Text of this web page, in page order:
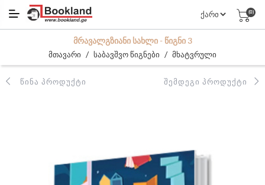
(0)
ᲛᲠᲐᲕᲐᲚᲒᲖᲘᲐᲜᲘ ᲡᲐᲮᲚᲘ - ᲬᲘᲒᲜᲘ 3
მთავარი / საბავშვო წიგნები / მხატვრული
ᲬᲘᲜᲐ ᲞᲠᲝᲓᲣᲥᲢᲘ ᲨᲔᲛᲓᲔᲒᲘ ᲞᲠᲝᲓᲣᲥᲢᲘ